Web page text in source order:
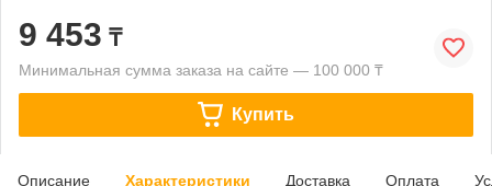
9 453 ₸
Минимальная сумма заказа на сайте — 100 000 ₸
Купить
Описание Характеристики Доставка Оплата